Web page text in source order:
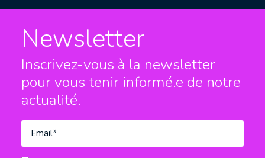
Newsletter
Inscrivez-vous à la newsletter
pour vous tenir informé.e de notre
actualité.